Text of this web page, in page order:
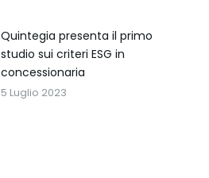
Quintegia presenta il primo
studio sui criteri ESG in
concessionaria
5 Luglio 2023